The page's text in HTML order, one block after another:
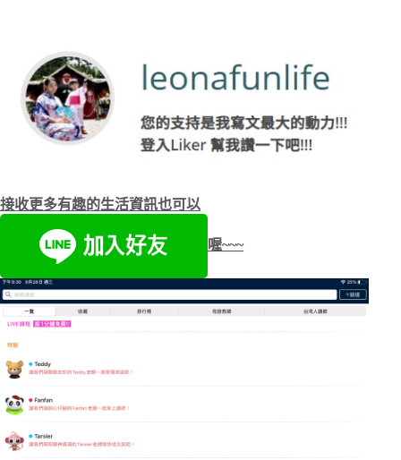
接收更多有趣的生活資訊也可以
喔~~~